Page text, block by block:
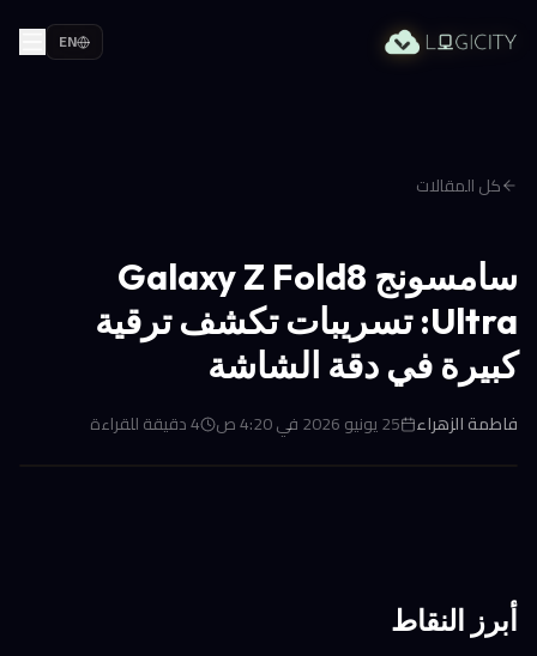
EN
كل المقالات
سامسونج Galaxy Z Fold8
Ultra: تسريبات تكشف ترقية
كبيرة في دقة الشاشة
فاطمة الزهراء 25 يونيو 2026 في 4:20 ص 4دقيقة للقراءة
أبرز النقاط